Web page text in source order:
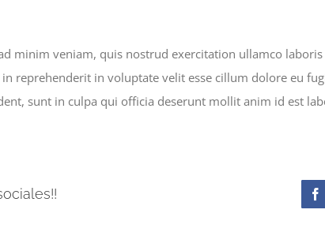
minim veniam, quis nostrud exercitation ullamco
reprehenderit in voluptate velit esse cillum dolore eu
sunt in culpa qui officia deserunt mollit anim id est